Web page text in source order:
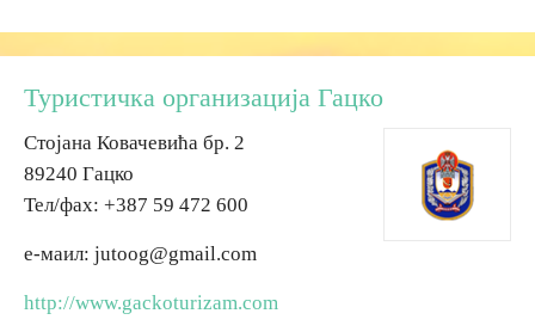
Омладински туризам
Дестинације
Списак дестинација
Мапа дестинација
Манифестације
Туристичка организација Гацко
Стојана Ковачевића бр. 2
89240 Гацко
Тел/фаx: +387 59 472 600
е-маил: jutoog@gmail.com
http://www.gackoturizam.com